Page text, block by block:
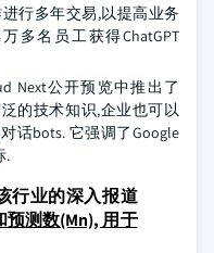
进行多年交易,以提高业务
多名员工获得ChatGPT
Next公开预览中推出了
的技术知识,企业也可以
话bots. 它强调了Google
.
行业的深入报道
预测数(Mn), 用于